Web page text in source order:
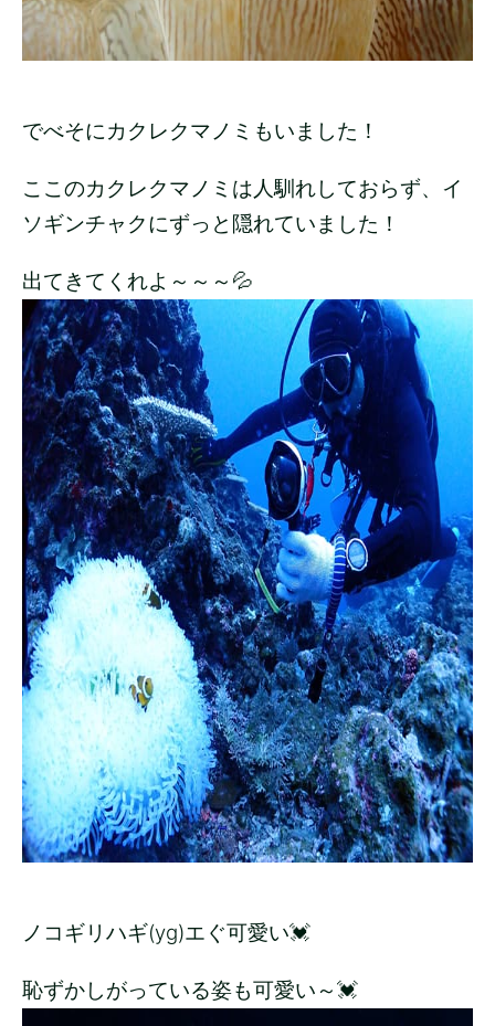
でべそにカクレクマノミもいました！
ここのカクレクマノミは人馴れしておらず、イ
ソギンチャクにずっと隠れていました！
出てきてくれよ～～～💦
ノコギリハギ(yg)エぐ可愛い💓
恥ずかしがっている姿も可愛い～💓